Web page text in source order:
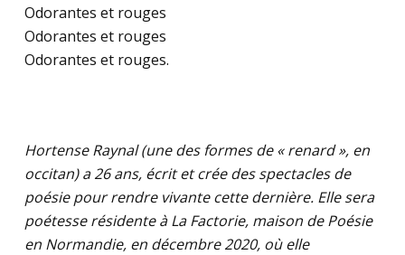
Odorantes et rouges
Odorantes et rouges
Odorantes et rouges.
Hortense Raynal (une des formes de « renard », en
occitan) a 26 ans, écrit et crée des spectacles de
poésie pour rendre vivante cette dernière. Elle sera
poétesse résidente à La Factorie, maison de Poésie
en Normandie, en décembre 2020, où elle